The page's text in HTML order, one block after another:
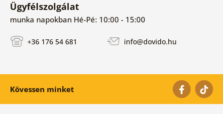
Ügyfélszolgálat
munka napokban Hé-Pé: 10:00 - 15:00
+36 176 54 681 info@dovido.hu
Kövessen minket